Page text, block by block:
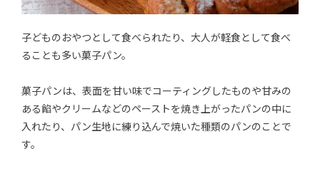
子どものおやつとして食べられたり、大人が軽食として食べ
ることも多い菓子パン。
菓子パンは、表面を甘い味でコーティングしたものや甘みの
ある餡やクリームなどのペーストを焼き上がったパンの中に
入れたり、パン生地に練り込んで焼いた種類のパンのことで
す。